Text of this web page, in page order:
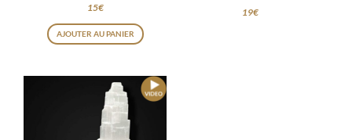
15€
AJOUTER AU PANIER
19€